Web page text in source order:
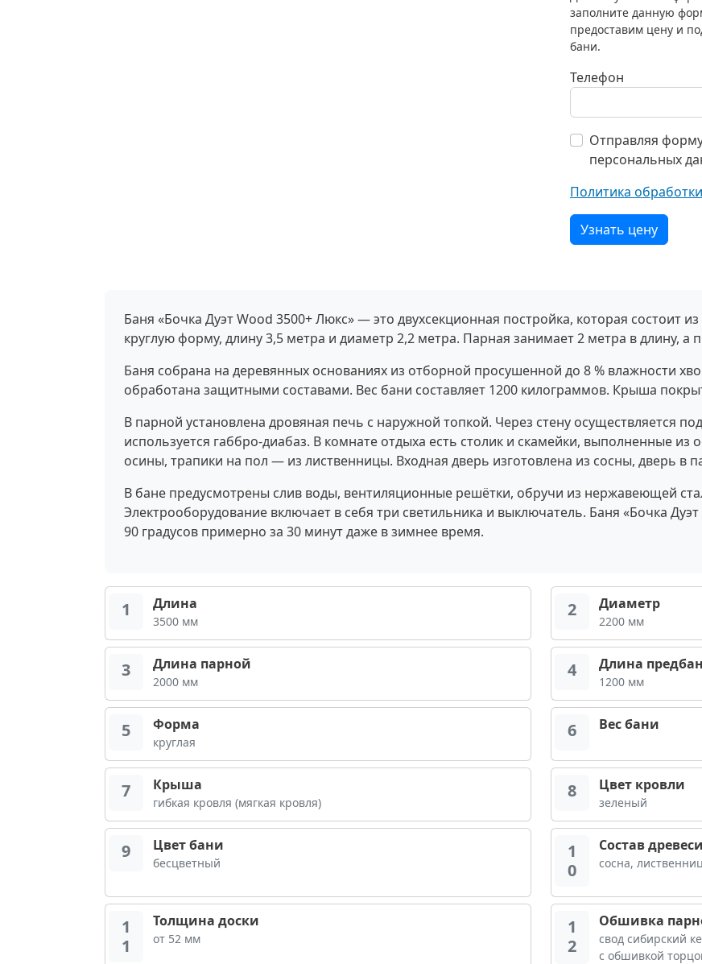
заполните данную
предоставим цену и
бани.
Телефон
Отправляя
персональных
Политика
Узнать цену
Баня «Бочка Дуэт Wood 3500+ Люкс» — это двухсекционная постройка, которая состоит
круглую форму, длину 3,5 метра и диаметр 2,2 метра. Парная занимает 2 метра в длину, а
Баня собрана на деревянных основаниях из отборной просушенной до 8 % влажности
обработана защитными составами. Вес бани составляет 1200 килограммов. Крыша
В парной установлена дровяная печь с наружной топкой. Через стену осуществляется
используется габбро-диабаз. В комнате отдыха есть столик и скамейки, выполненные из
осины, трапики на пол — из лиственницы. Входная дверь изготовлена из сосны, дверь в
В бане предусмотрены слив воды, вентиляционные решётки, обручи из нержавеющей
Электрооборудование включает в себя три светильника и выключатель. Баня «Бочка
90 градусов примерно за 30 минут даже в зимнее время.
1 Длина
3500 мм
2 Диаметр
2200 мм
3 Длина парной
2000 мм
4 Длина
1200 мм
5 Форма
круглая
6 Вес бани
7 Крыша
гибкая кровля (мягкая кровля)
8 Цвет кровли
зеленый
9 Цвет бани
бесцветный
1
0
Состав
сосна,
1
1
Толщина доски
от 52 мм
1
2
Обшивка
свод сибирский
с обшивкой